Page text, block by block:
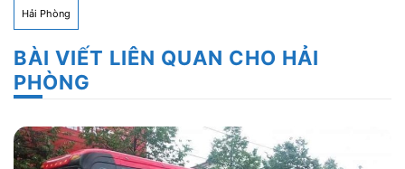
Hải Phòng
BÀI VIẾT LIÊN QUAN CHO HẢI
PHÒNG